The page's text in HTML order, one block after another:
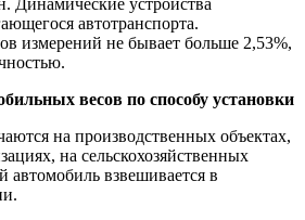
Динамические устройства
автотранспорта.
измерений не бывает больше 2,53%,
весов по способу установки
на производственных объектах,
на сельскохозяйственных
автомобиль взвешивается в